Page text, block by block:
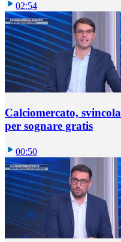
02:54
Calciomercato,
per sognare gratis
00:50